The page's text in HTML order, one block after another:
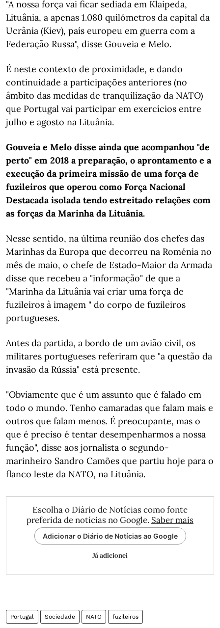
"A nossa força vai ficar sediada em Klaipeda,
Lituânia, a apenas 1.080 quilómetros da capital da
Ucrânia (Kiev), país europeu em guerra com a
Federação Russa", disse Gouveia e Melo.
É neste contexto de proximidade, e dando
continuidade a participações anteriores (no
âmbito das medidas de tranquilização da NATO)
que Portugal vai participar em exercícios entre
julho e agosto na Lituânia.
Gouveia e Melo disse ainda que acompanhou "de
perto" em 2018 a preparação, o aprontamento e a
execução da primeira missão de uma força de
fuzileiros que operou como Força Nacional
Destacada isolada tendo estreitado relações com
as forças da Marinha da Lituânia.
Nesse sentido, na última reunião dos chefes das
Marinhas da Europa que decorreu na Roménia no
mês de maio, o chefe de Estado-Maior da Armada
disse que recebeu a "informação" de que a
"Marinha da Lituânia vai criar uma força de
fuzileiros à imagem " do corpo de fuzileiros
portugueses.
Antes da partida, a bordo de um avião civil, os
militares portugueses referiram que "a questão da
invasão da Rússia" está presente.
"Obviamente que é um assunto que é falado em
todo o mundo. Tenho camaradas que falam mais e
outros que falam menos. É preocupante, mas o
que é preciso é tentar desempenharmos a nossa
função", disse aos jornalista o segundo-
marinheiro Sandro Camões que partiu hoje para o
flanco leste da NATO, na Lituânia.
Escolha o Diário de Notícias como fonte
preferida de notícias no Google. Saber mais
Adicionar o Diário de Notícias ao Google
Já adicionei
Portugal Sociedade NATO fuzileiros